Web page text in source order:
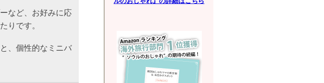
など、お好みに応
りです。
、個性的なミニバ